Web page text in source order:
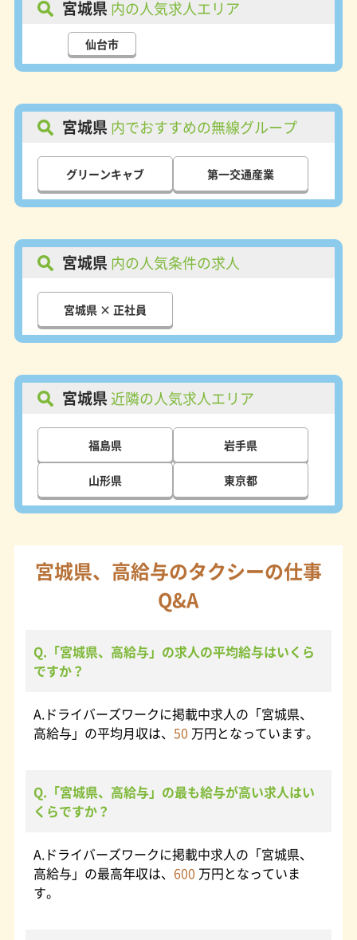
宮城県 内の人気求人エリア
仙台市
宮城県 内でおすすめの無線グループ
グリーンキャブ 第一交通産業
宮城県 内の人気条件の求人
宮城県 × 正社員
宮城県 近隣の人気求人エリア
福島県 岩手県
山形県 東京都
宮城県、高給与のタクシーの仕事
Q&A
Q.「宮城県、高給与」の求人の平均給与はいくら
ですか？
A.ドライバーズワークに掲載中求人の「宮城県、
高給与」の平均月収は、 50 万円となっています。
Q.「宮城県、高給与」の最も給与が高い求人はい
くらですか？
A.ドライバーズワークに掲載中求人の「宮城県、
高給与」の最高年収は、 600 万円となっていま
す。